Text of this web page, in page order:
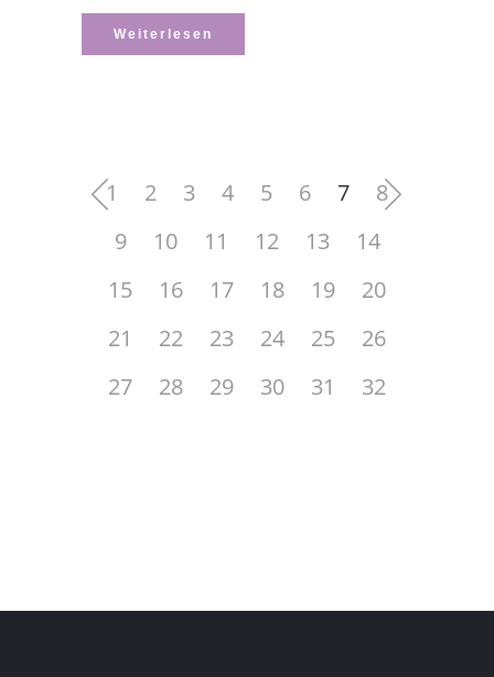
Weiterlesen
1 2 3 4 5 6 7
8
9
10 11 12 13
14
15
16 17 18 19
20
21
22 23 24 25
26
27
28 29 30 31 32